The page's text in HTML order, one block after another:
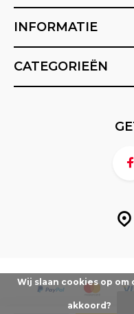
INFORMATIE
CATEGORIEËN
Wij slaan cookies op
akkoord?